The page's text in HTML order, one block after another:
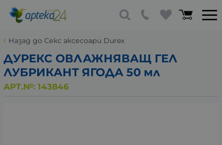
Назад до Секс аксесоари Durex
ДУРЕКС ОВЛАЖНЯВАЩ ГЕЛ
ЛУБРИКАНТ ЯГОДА 50 мл
АРТ.№: 143846